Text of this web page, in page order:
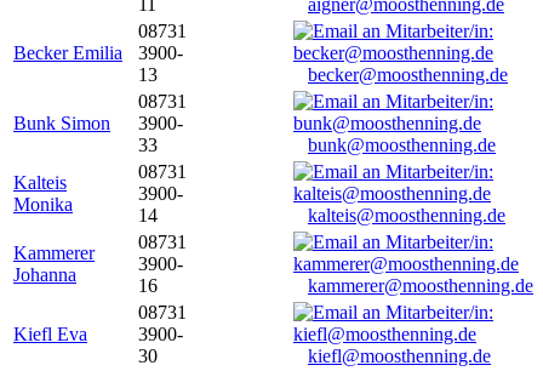
aigner@moosthenning.de
Becker Emilia
08731
3900-
13
becker@moosthenning.de
Bunk Simon
08731
3900-
33
bunk@moosthenning.de
Kalteis
Monika
08731
3900-
14
kalteis@moosthenning.de
Kammerer
Johanna
08731
3900-
16
kammerer@moosthenning.de
Kiefl Eva
08731
3900-
30
kiefl@moosthenning.de